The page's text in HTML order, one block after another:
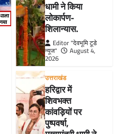
धामी ने किया
लोकार्पण-
शिलान्यास.
Editor "देवभूमि टूडे
न्यूज"
August 4,
2026
उत्तराखंड
हरिद्वार में
शिवभक्त
कांवड़ियों पर
पुष्पवर्षा,